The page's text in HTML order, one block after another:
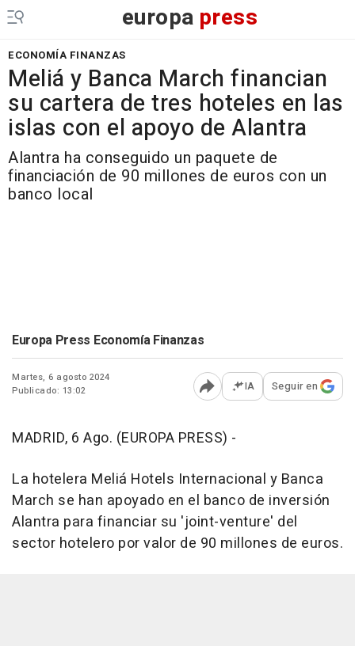
europa press
ECONOMÍA FINANZAS
Meliá y Banca March financian
su cartera de tres hoteles en las
islas con el apoyo de Alantra
Alantra ha conseguido un paquete de
financiación de 90 millones de euros con un
banco local
Europa Press Economía Finanzas
Martes, 6 agosto 2024
Publicado: 13:02
Abrir opciones para
IA Seguir en
MADRID, 6 Ago. (EUROPA PRESS) -
La hotelera Meliá Hotels Internacional y Banca
March se han apoyado en el banco de inversión
Alantra para financiar su 'joint-venture' del
sector hotelero por valor de 90 millones de euros.